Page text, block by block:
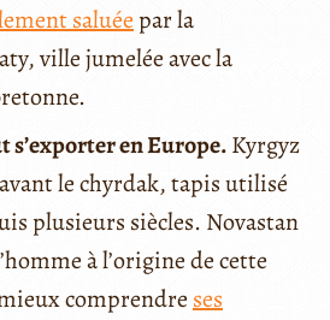
saluéepar la
ville jumelée avec la
en Europe.Kyrgyz
le chyrdak, tapis utilisé
plusieurs siècles. Novastan
à l’origine de cette
comprendre ses